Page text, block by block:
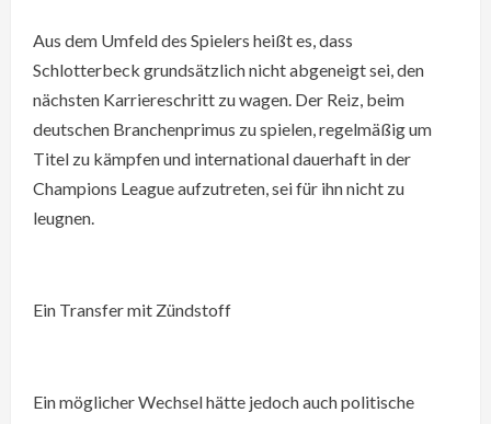
Aus dem Umfeld des Spielers heißt es, dass
Schlotterbeck grundsätzlich nicht abgeneigt sei, den
nächsten Karriereschritt zu wagen. Der Reiz, beim
deutschen Branchenprimus zu spielen, regelmäßig um
Titel zu kämpfen und international dauerhaft in der
Champions League aufzutreten, sei für ihn nicht zu
leugnen.
Ein Transfer mit Zündstoff
Ein möglicher Wechsel hätte jedoch auch politische